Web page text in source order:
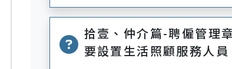
拾壹、仲介篇-聘僱管理
要設置生活照顧服務人員